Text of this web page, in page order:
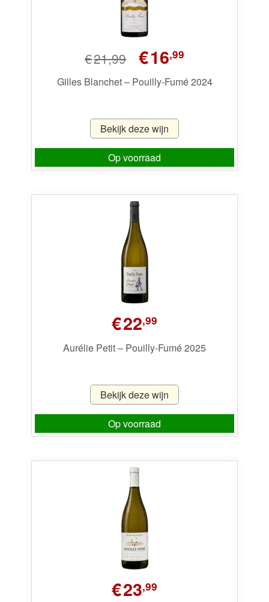
€21,99
Oorspronkelijke
prijs
was:
€16,99Huidige
is:
Gilles Blanchet – Pouilly-Fumé 2024
Bekijk deze wijn
Op voorraad
€22,99
Aurélie Petit – Pouilly-Fumé 2025
Bekijk deze wijn
Op voorraad
€23,99